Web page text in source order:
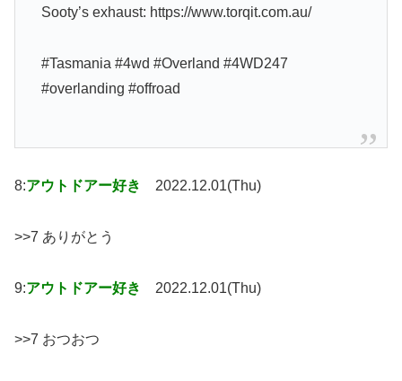
Sooty’s exhaust: https://www.torqit.com.au/
#Tasmania #4wd #Overland #4WD247
#overlanding #offroad
8:アウトドアー好き 2022.12.01(Thu)
>>7 ありがとう
9:アウトドアー好き 2022.12.01(Thu)
>>7 おつおつ